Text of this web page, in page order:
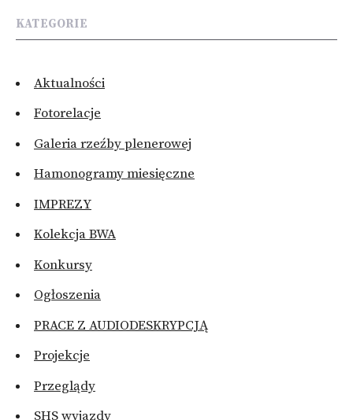
KATEGORIE
Aktualności
Fotorelacje
Galeria rzeźby plenerowej
Hamonogramy miesięczne
IMPREZY
Kolekcja BWA
Konkursy
Ogłoszenia
PRACE Z AUDIODESKRYPCJĄ
Projekcje
Przeglądy
SHS wyjazdy